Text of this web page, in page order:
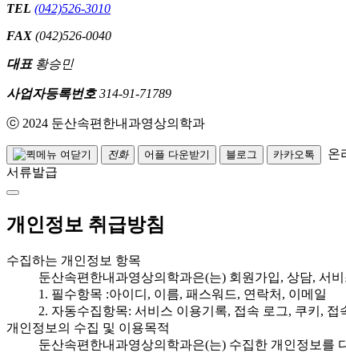
TEL (042)526-3010
FAX (042)526-0040
대표황승민
사업자등록번호314-91-71789
ⓒ 2024 둔산속편한내과영상의학과
전화 어플 다운받기 블로그 카카오톡
온
서류발급
개인정보 취급방침
수집하는 개인정보 항목
둔산속편한내과영상의학과은(는) 회원가입, 상담, 서
1. 필수항목 :아이디, 이름, 패스워드, 연락처, 이메일
2. 자동수집항목: 서비스 이용기록, 접속 로그, 쿠키, 접
개인정보의 수집 및 이용목적
둔산속편한내과영상의학과은(는) 수집한 개인정보를